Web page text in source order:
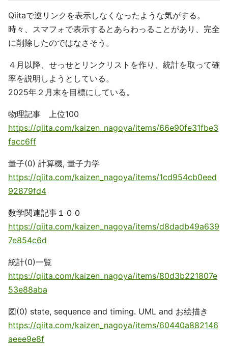
Qiitaで逆リンクを表示しなくなったような気がする。
時々、スマフォで表示するとあらわっることがあり、完全
に削除したのではなさそう。
４月以降、せっせとリンクリストを作り、統計を取って確
率を説明しようとしている。
2025年２月末を目標にしている。
物理記事 上位100
https://qiita.com/kaizen_nagoya/items/66e90fe31fbe3
facc6ff
量子(0) 計算機, 量子力学
https://qiita.com/kaizen_nagoya/items/1cd954cb0eed
92879fd4
数学関連記事１００
https://qiita.com/kaizen_nagoya/items/d8dadb49a639
7e854c6d
統計(0)一覧
https://qiita.com/kaizen_nagoya/items/80d3b221807e
53e88aba
図(0) state, sequence and timing. UML and お絵描き
https://qiita.com/kaizen_nagoya/items/60440a882146
aeee9e8f